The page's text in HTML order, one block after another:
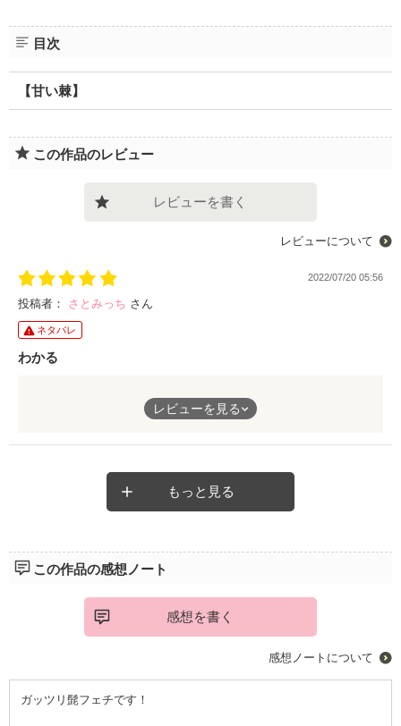
目次
【甘い棘】
この作品のレビュー
レビューを書く
レビューについて
2022/07/20 05:56
投稿者： さとみっち さん
ネタバレ
わかる
あたしも無精髭が好きです
レビューを見る
もっと見る
この作品の感想ノート
感想を書く
感想ノートについて
ガッツリ髭フェチです！